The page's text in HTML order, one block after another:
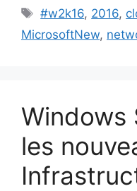
Étiquettes
#w2k16, 2016,
MicrosoftNew,
Windows
les